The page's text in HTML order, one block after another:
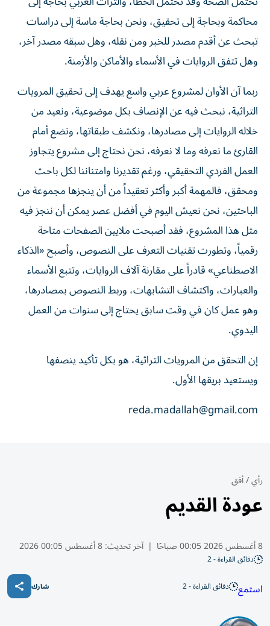
محاكمة وبحاجة إلى تحقيق، ونحن بحاجة ماسة إلى دراسات
تبحث عن أقدم مصدر للخبر ومن نقله، وهل سبقه مصدر آخر،
وهل تتفق الروايات في الأسماء والأماكن والأزمنة.
ربما آن الأوان لمشروع عربي واسع يهدف إلى تحقيق المرويات
التراثية، نبحث فيه عن الإنصاف بكل موضوعية، ونعيد من
خلاله الروايات إلى مصادرها، ونكشف طبقاتها، ونضع أمام
القارئ ما نعرفه وما لا نعرفه، نحن نحتاج إلى مشروع يتجاوز
العمل الفردي التحقيقي، ورغم تقديرنا وامتناننا لكل باحث
ومحقق، فالمهمة أكبر وأكثر تعقيداً من أن ينجزها مجموعة من
الباحثين، نحن نعيش اليوم في أفضل عصر يمكن أن ننجز فيه
مثل هذا المشروع، فقد أصبحت ملايين الصفحات متاحة
رقمياً، وتطورت تقنيات التعرف على النصوص، وأصبح «الذكاء
الاصطناعي» قادراً على مقارنة آلاف الروايات، وتتبع الأسماء
والعبارات، واكتشاف التشابهات، وربط النصوص بمصادرها،
وهو عمل كان في وقت سابق يحتاج إلى سنوات من العمل
اليدوي.
إن التحقق من المرويات التراثية، هو بكل تأكيد ينصفها
ويستعيد بريقها الأول.
reda.madallah@gmail.com
رأي/أفق
عودة القديم
8 أغسطس 2026 00:05 صباحًا | آخر تحديث:8 أغسطس 00:05 2026
دقائق القراءة - 2
استمع دقائق القراءة - 2 شارك